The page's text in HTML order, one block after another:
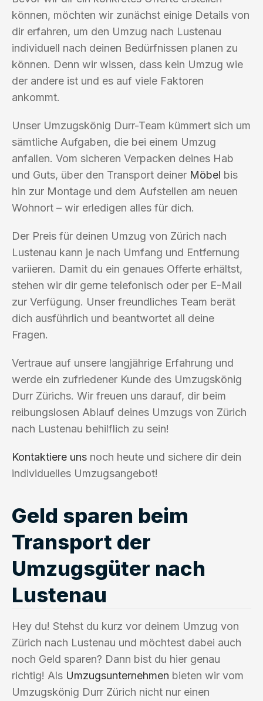
können, möchten wir zunächst einige Details von
dir erfahren, um den Umzug nach Lustenau
individuell nach deinen Bedürfnissen planen zu
können. Denn wir wissen, dass kein Umzug wie
der andere ist und es auf viele Faktoren
ankommt.
Unser Umzugskönig Durr-Team kümmert sich um
sämtliche Aufgaben, die bei einem Umzug
anfallen. Vom sicheren Verpacken deines Hab
und Guts, über den Transport deiner Möbel bis
hin zur Montage und dem Aufstellen am neuen
Wohnort – wir erledigen alles für dich.
Der Preis für deinen Umzug von Zürich nach
Lustenau kann je nach Umfang und Entfernung
variieren. Damit du ein genaues Offerte erhältst,
stehen wir dir gerne telefonisch oder per E-Mail
zur Verfügung. Unser freundliches Team berät
dich ausführlich und beantwortet all deine
Fragen.
Vertraue auf unsere langjährige Erfahrung und
werde ein zufriedener Kunde des Umzugskönig
Durr Zürichs. Wir freuen uns darauf, dir beim
reibungslosen Ablauf deines Umzugs von Zürich
nach Lustenau behilflich zu sein!
Kontaktiere uns noch heute und sichere dir dein
individuelles Umzugsangebot!
Geld sparen beim
Transport der
Umzugsgüter nach
Lustenau
Hey du! Stehst du kurz vor deinem Umzug von
Zürich nach Lustenau und möchtest dabei auch
noch Geld sparen? Dann bist du hier genau
richtig! Als Umzugsunternehmen bieten wir vom
Umzugskönig Durr Zürich nicht nur einen